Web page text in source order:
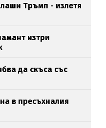
Тръмп - излетя
изтри
да скъса със
в пресъхналия